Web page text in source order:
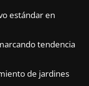
estándar en
tendencia
de jardines